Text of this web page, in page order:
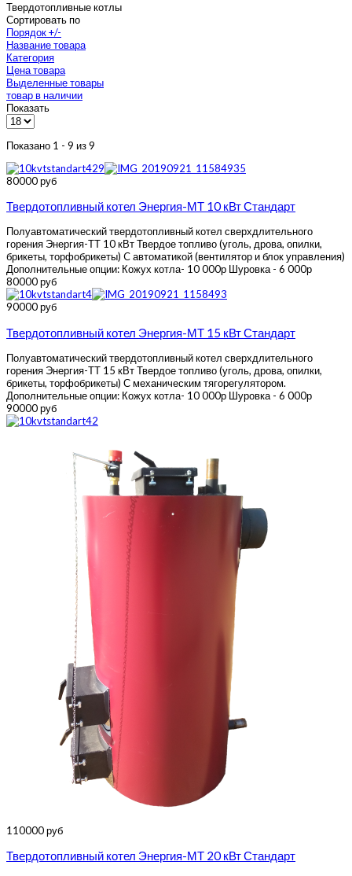
Твердотопливные котлы
Сортировать по
Порядок +/-
Название товара
Категория
Цена товара
Выделенные товары
товар в наличии
Показать
Показано 1 - 9 из 9
80000 руб
Твердотопливный котел Энергия-МТ 10 кВт Стандарт
Полуавтоматический твердотопливный котел сверхдлительного
горения Энергия-ТТ 10 кВт Твердое топливо (уголь, дрова, опилки,
брикеты, торфобрикеты) C автоматикой (вентилятор и блок управления)
Дополнительные опции: Кожух котла- 10 000р Шуровка - 6 000р
80000 руб
90000 руб
Твердотопливный котел Энергия-МТ 15 кВт Стандарт
Полуавтоматический твердотопливный котел сверхдлительного
горения Энергия-ТТ 15 кВт Твердое топливо (уголь, дрова, опилки,
брикеты, торфобрикеты) С механическим тягорегулятором.
Дополнительные опции: Кожух котла- 10 000р Шуровка - 6 000р
90000 руб
110000 руб
Твердотопливный котел Энергия-МТ 20 кВт Стандарт